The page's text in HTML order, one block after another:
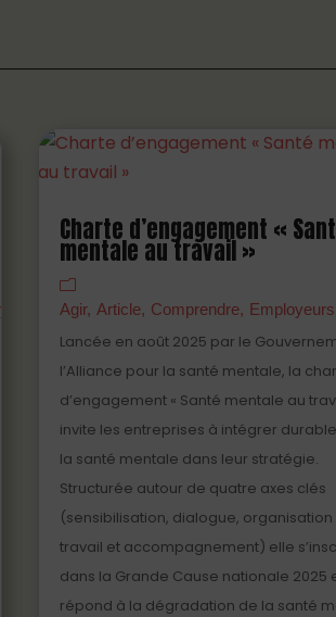
Managers Partenaires Prévenir
Charte d’engagement «
mentale au travail »
Agir Article Comprendre Employeurs
Lancée en août 2025 par le
l’Alliance pour la santé mentale, la
d’engagement « Santé mentale au
invite les entreprises à intégrer
la santé mentale dans leur stratégie.
Structurée autour de quatre axes clés
(sensibilisation, dialogue, organisation
travail et accompagnement) elle
dans la Grande Cause nationale 2025
répond à la dégradation de la santé